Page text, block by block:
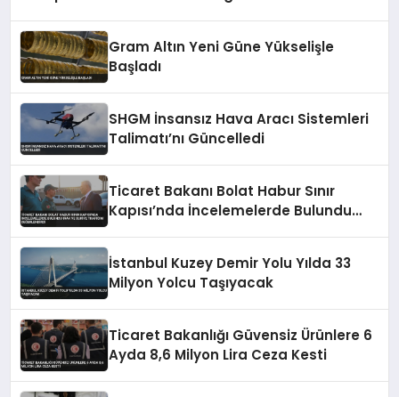
Gram Altın Yeni Güne Yükselişle
Başladı
SHGM İnsansız Hava Aracı Sistemleri
Talimatı’nı Güncelledi
Ticaret Bakanı Bolat Habur Sınır
Kapısı’nda İncelemelerde Bulundu
İstanbul Kuzey Demir Yolu Yılda 33
Milyon Yolcu Taşıyacak
Ticaret Bakanlığı Güvensiz Ürünlere 6
Ayda 8,6 Milyon Lira Ceza Kesti